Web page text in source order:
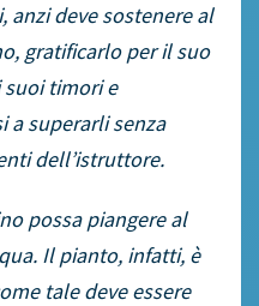
anzi deve sostenere al
gratificarlo per il suo
suoi timori e
a superarli senza
dell’istruttore.
possa piangere al
Il pianto, infatti, è
tale deve essere